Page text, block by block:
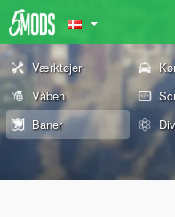
Værktøjer
Våben
Baner